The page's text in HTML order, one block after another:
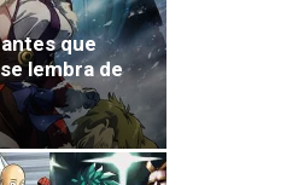
que
lembra de